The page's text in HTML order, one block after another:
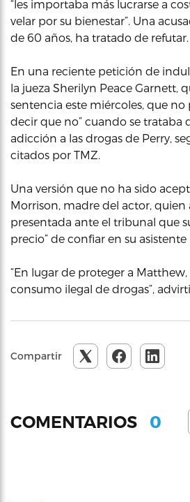
“les importaba más lucrarse a
velar por su bienestar”. Una
de 60 años, ha tratado de refutar.
En una reciente petición de
la jueza Sherilyn Peace Garnett,
sentencia este miércoles, que
decir que no” cuando se trataba
adicción a las drogas de Perry,
citados por TMZ.
Una versión que no ha sido
Morrison, madre del actor, quien
presentada ante el tribunal que
precio” de confiar en su asistente
“En lugar de proteger a
consumo ilegal de drogas”,
Compartir
COMENTARIOS 0